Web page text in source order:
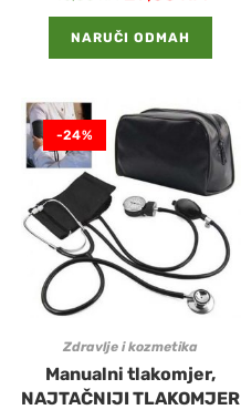
NARUČI ODMAH
-24%
Zdravlje i kozmetika
Manualni tlakomjer,
NAJTAČNIJI TLAKOMJER